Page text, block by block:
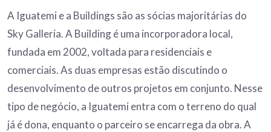
A Iguatemi e a Buildings são as sócias majoritárias do
Sky Galleria. A Building é uma incorporadora local,
fundada em 2002, voltada para residenciais e
comerciais. As duas empresas estão discutindo o
desenvolvimento de outros projetos em conjunto. Nesse
tipo de negócio, a Iguatemi entra com o terreno do qual
já é dona, enquanto o parceiro se encarrega da obra. A